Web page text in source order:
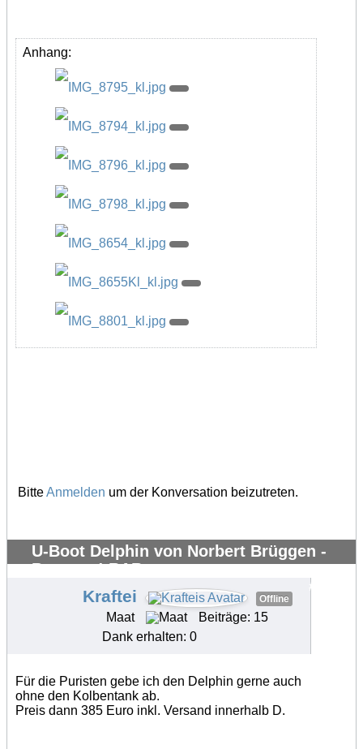
Anhang:
BitteAnmelden um der Konversation beizutreten.
U-Boot Delphin von Norbert Brüggen -
Bausatz ! RAR
#35708
Kraftei Offline
Maat
Beiträge: 15
Dank erhalten: 0
Für die Puristen gebe ich den Delphin gerne auch
ohne den Kolbentank ab.
Preis dann 385 Euro inkl. Versand innerhalb D.